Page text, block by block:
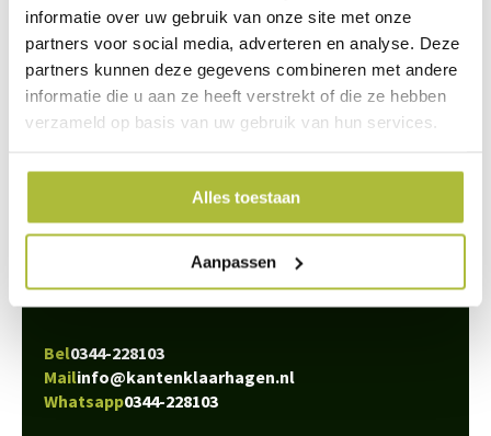
informatie over uw gebruik van onze site met onze
partners voor social media, adverteren en analyse. Deze
partners kunnen deze gegevens combineren met andere
informatie die u aan ze heeft verstrekt of die ze hebben
verzameld op basis van uw gebruik van hun services.
Alles toestaan
Aanpassen
De haag kan je snoeien injuli en augustus . De kant en klaar hagen
zijn als ze geleverd worden tot volledige hoogte begroeid.
We staan voor je klaar
Wil je advies of heb je een vraag? Neem contact op met ons
Start chat
Bel0344-228103
Mailinfo@kantenklaarhagen.nl
Whatsapp0344-228103